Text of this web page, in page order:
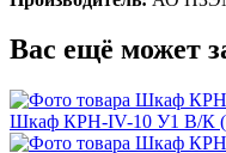
Вас ещё может
Шкаф КРН-IV-10 У1 В/К